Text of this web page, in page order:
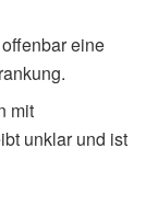
eine
mit
unklar und ist